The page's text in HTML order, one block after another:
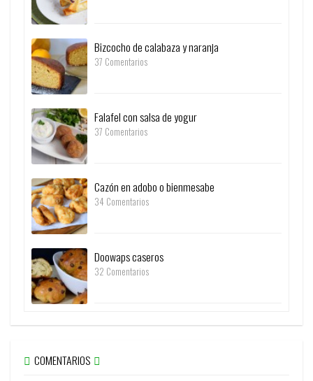
Bizcocho de calabaza y naranja
37 Comentarios
Falafel con salsa de yogur
37 Comentarios
Cazón en adobo o bienmesabe
34 Comentarios
Doowaps caseros
32 Comentarios
COMENTARIOS